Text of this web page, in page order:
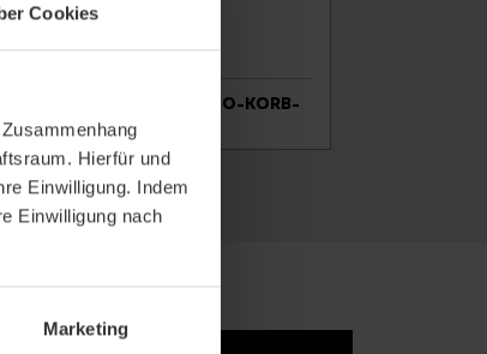
Cookies
Hierfür und
Einwilligung. Indem
Einwilligung nach
Marketing
ZEICHNUNG ANTIK ERHO-KORB-
TRAUFZIEGEL